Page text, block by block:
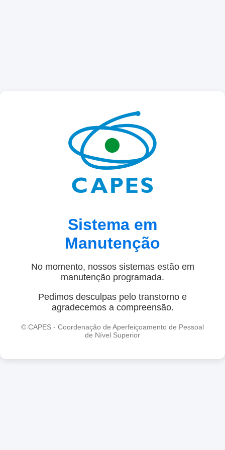
Sistema em
Manutenção
No momento, nossos sistemas estão em
manutenção programada.
Pedimos desculpas pelo transtorno e
agradecemos a compreensão.
© CAPES - Coordenação de Aperfeiçoamento de Pessoal
de Nível Superior